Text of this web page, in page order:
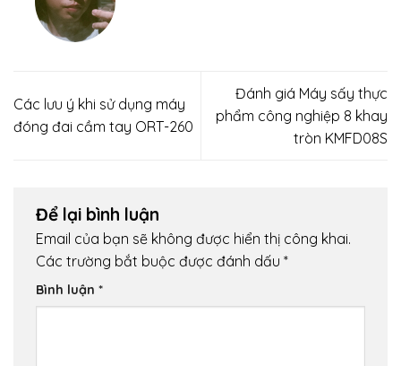
Các lưu ý khi sử dụng máy
đóng đai cầm tay ORT-260
Đánh giá Máy sấy thực
phẩm công nghiệp 8 khay
tròn KMFD08S
Để lại bình luận
Email của bạn sẽ không được hiển thị công khai.
Các trường bắt buộc được đánh dấu *
Bình luận *